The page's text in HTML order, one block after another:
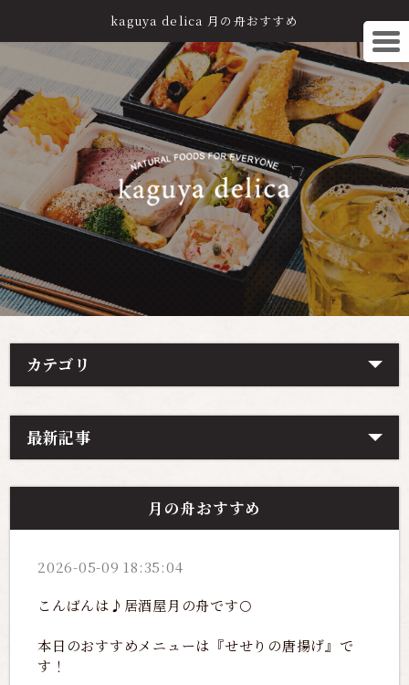
kaguya delica 月の舟おすすめ
カテゴリ
最新記事
月の舟おすすめ
2026-05-09 18:35:04
こんばんは♪居酒屋月の舟です🌕
本日のおすすめメニューは『せせりの唐揚げ』で
す！